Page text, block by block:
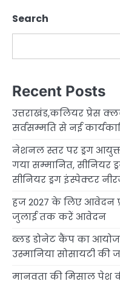
Search
Recent Posts
उत्तराखंड,कलियर प्रेस
सर्वसम्मति से नई
नेशनल स्तर पर ड्रग
गया सम्मानित, सीनियर
सीनियर ड्रग इंस्पेक्टर
हज 2027 के लिए आवेदन
जुलाई तक करें आवेदन
ब्लड डोनेट कैंप का
उस्मानिया सोसायटी की
मानवता की मिसाल पेश